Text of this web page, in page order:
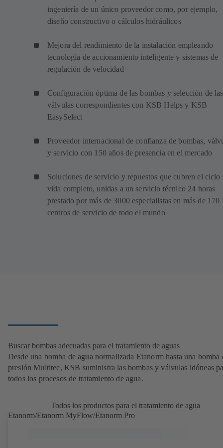
ingeniería de un único proveedor como, por ejemplo,
diseño constructivo o cálculos hidráulicos
Mejora del rendimiento de la instalación empleando
tecnología de accionamiento inteligente y sistemas de
regulación de velocidad
Configuración óptima de las bombas y selección de las
válvulas correspondientes con KSB Helps y KSB
EasySelect
Proveedor internacional de confianza de bombas,
y servicio con 150 años de presencia en el mercado
Soluciones de servicio y repuestos que cubren el ciclo
vida completo, unidas a un servicio técnico 24 horas
prestado por más de 3000 especialistas en más de 170
centros de servicio de todo el mundo
Buscar bombas adecuadas para el tratamiento de aguas
Desde una bomba de agua normalizada Etanorm hasta una bomba
presión Multitec, KSB suministra las bombas y válvulas idóneas
todos los procesos de tratamiento de agua.
Todos los productos para el tratamiento de agua
Etanorm/Etanorm MyFlow/Etanorm Pro